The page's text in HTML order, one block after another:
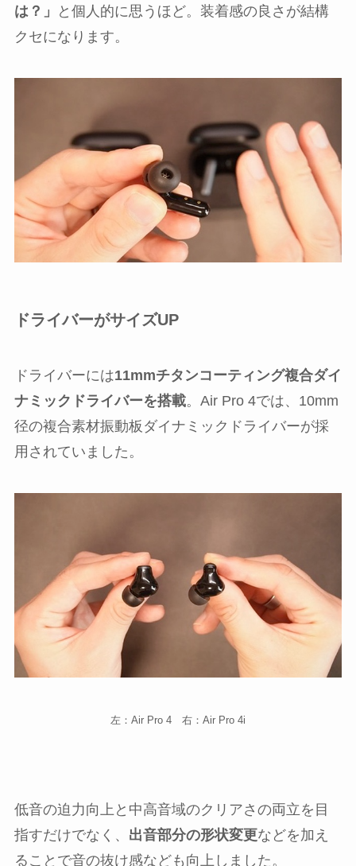
は？」
と個人的に思うほど。装着感の良さが結構
クセになります。
ドライバーがサイズUP
ドライバーには11mmチタンコーティング複合ダイ
ナミックドライバーを搭載。Air Pro 4では、10mm
径の複合素材振動板ダイナミックドライバーが採
用されていました。
左：Air Pro 4 右：Air Pro 4i
低音の迫力向上と中高音域のクリアさの両立を目
指すだけでなく、 出音部分の形状変更などを加え
ることで音の抜け感なども向上しました。